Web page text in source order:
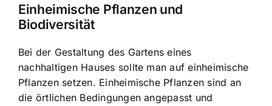
Einheimische Pflanzen und
Biodiversität
Bei der Gestaltung des Gartens eines
nachhaltigen Hauses sollte man auf einheimische
Pflanzen setzen. Einheimische Pflanzen sind an
die örtlichen Bedingungen angepasst und